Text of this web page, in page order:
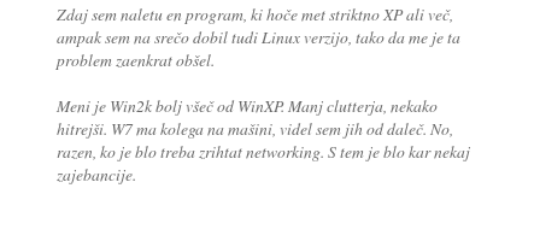
Zdaj sem naletu en program, ki hoče met striktno XP ali več,
ampak sem na srečo dobil tudi Linux verzijo, tako da me je ta
problem zaenkrat obšel.
Meni je Win2k bolj všeč od WinXP. Manj clutterja, nekako
hitrejši. W7 ma kolega na mašini, videl sem jih od daleč. No,
razen, ko je blo treba zrihtat networking. S tem je blo kar nekaj
zajebancije.